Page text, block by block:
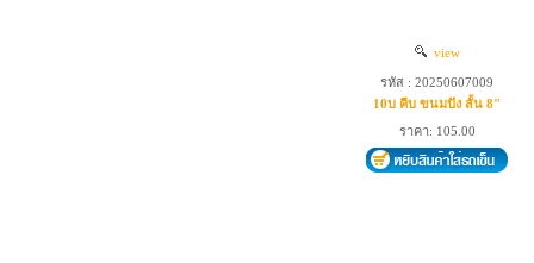
view
รหัส : 20250607009
10บ คีบ ขนมปัง สั้น 8"
ราคา: 105.00